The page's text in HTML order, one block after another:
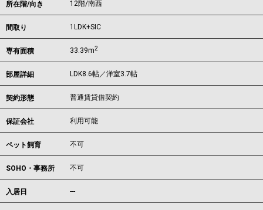
所在階/向き 12階/南西
間取り 1LDK+SIC
専有面積 33.39m2
部屋詳細 LDK8.6帖／洋室3.7帖
契約形態 普通賃貸借契約
保証会社 利用可能
ペット飼育 不可
SOHO・事務所 不可
入居日 ---